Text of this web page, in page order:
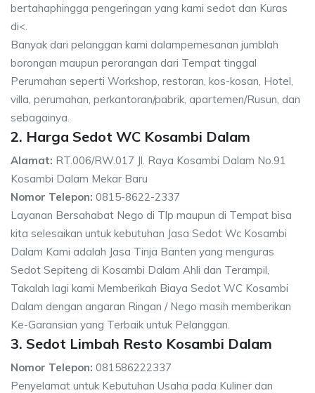
bertahaphingga pengeringan yang kami sedot dan Kuras
di<.
Banyak dari pelanggan kami dalampemesanan jumblah
borongan maupun perorangan dari Tempat tinggal
Perumahan seperti Workshop, restoran, kos-kosan, Hotel,
villa, perumahan, perkantoran/pabrik, apartemen/Rusun, dan
sebagainya.
2. Harga Sedot WC Kosambi Dalam
Alamat: RT.006/RW.017 Jl. Raya Kosambi Dalam No.91
Kosambi Dalam Mekar Baru
Nomor Telepon: 0815-8622-2337
Layanan Bersahabat Nego di Tlp maupun di Tempat bisa
kita selesaikan untuk kebutuhan Jasa Sedot Wc Kosambi
Dalam Kami adalah Jasa Tinja Banten yang menguras
Sedot Sepiteng di Kosambi Dalam Ahli dan Terampil,
Takalah lagi kami Memberikah Biaya Sedot WC Kosambi
Dalam dengan angaran Ringan / Nego masih memberikan
Ke-Garansian yang Terbaik untuk Pelanggan.
3. Sedot Limbah Resto Kosambi Dalam
Nomor Telepon: 081586222337
Penyelamat untuk Kebutuhan Usaha pada Kuliner dan